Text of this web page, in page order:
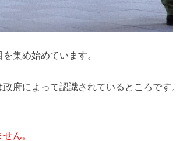
集め始めています。
府によって認識されているところです。
ん。